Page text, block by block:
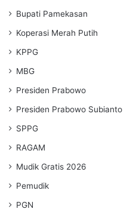
Bupati Pamekasan
Koperasi Merah Putih
KPPG
MBG
Presiden Prabowo
Presiden Prabowo Subianto
SPPG
RAGAM
Mudik Gratis 2026
Pemudik
PGN